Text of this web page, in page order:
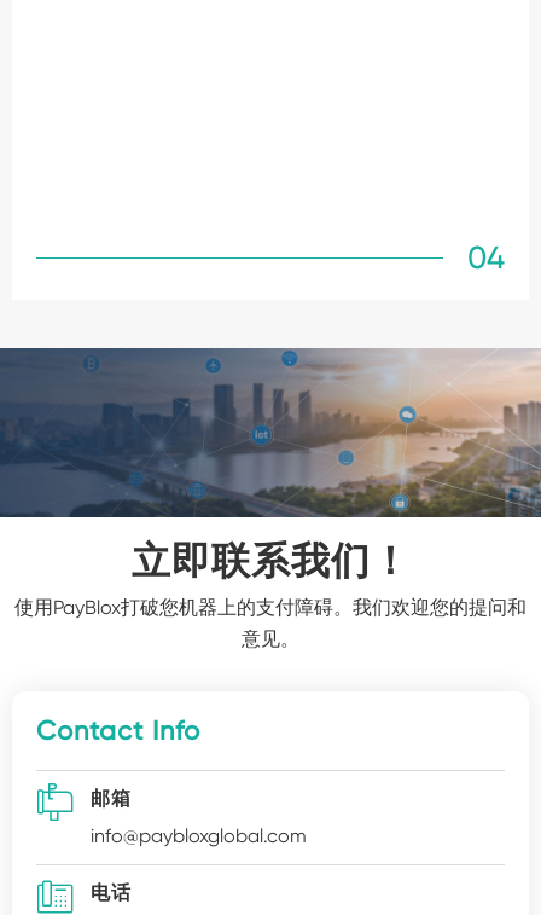
04
立即联系我们！
使用PayBlox打破您机器上的支付障碍。我们欢迎您的提问和
意见。
Contact Info

邮箱
info@paybloxglobal.com
 电话